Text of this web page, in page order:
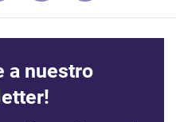
a nuestro